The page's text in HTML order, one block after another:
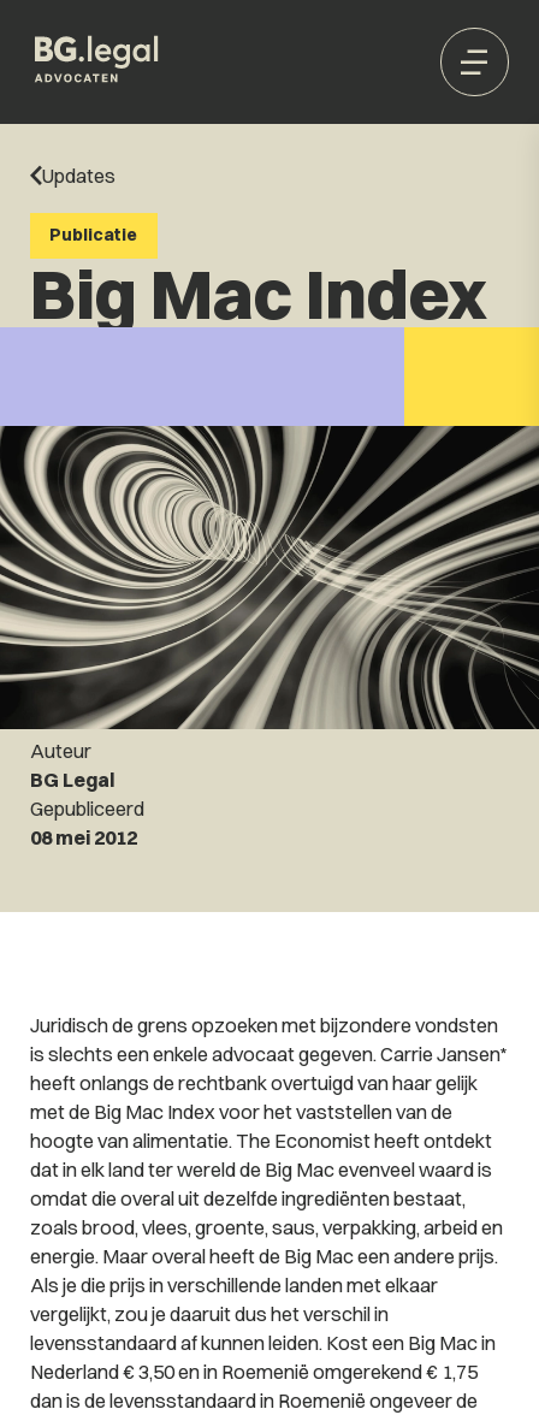
Updates
Publicatie
Big Mac Index
Auteur
BG Legal
Gepubliceerd
08 mei 2012
Juridisch de grens opzoeken met bijzondere vondsten
is slechts een enkele advocaat gegeven. Carrie Jansen*
heeft onlangs de rechtbank overtuigd van haar gelijk
met de Big Mac Index voor het vaststellen van de
hoogte van alimentatie. The Economist heeft ontdekt
dat in elk land ter wereld de Big Mac evenveel waard is
omdat die overal uit dezelfde ingrediënten bestaat,
zoals brood, vlees, groente, saus, verpakking, arbeid en
energie. Maar overal heeft de Big Mac een andere prijs.
Als je die prijs in verschillende landen met elkaar
vergelijkt, zou je daaruit dus het verschil in
levensstandaard af kunnen leiden. Kost een Big Mac in
Nederland € 3,50 en in Roemenië omgerekend € 1,75
dan is de levensstandaard in Roemenië ongeveer de